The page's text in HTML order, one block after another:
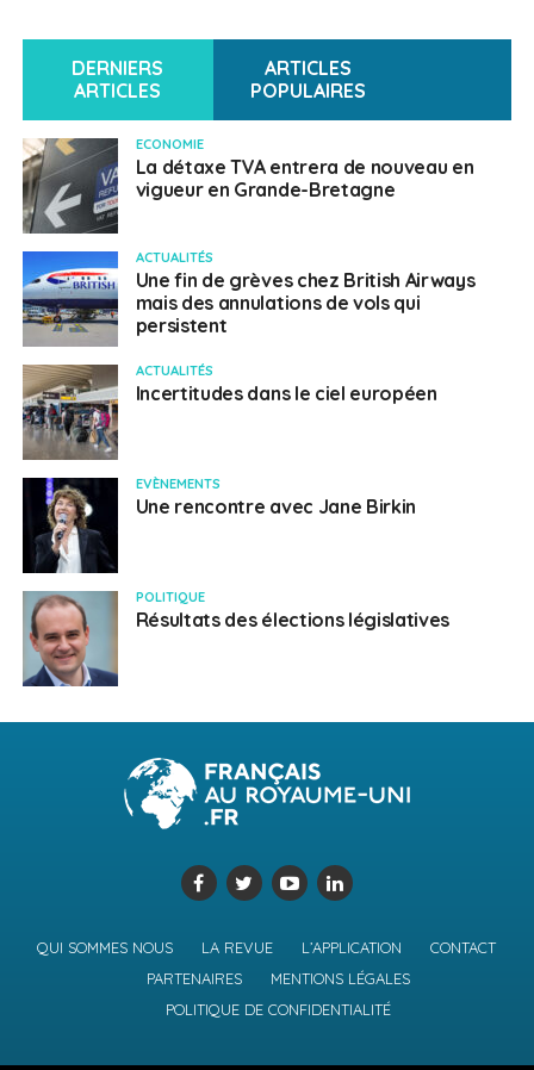
DERNIERS
ARTICLES
ARTICLES
POPULAIRES
ECONOMIE
La détaxe TVA entrera de nouveau en
vigueur en Grande-Bretagne
ACTUALITÉS
Une fin de grèves chez British Airways
mais des annulations de vols qui
persistent
ACTUALITÉS
Incertitudes dans le ciel européen
EVÈNEMENTS
Une rencontre avec Jane Birkin
POLITIQUE
Résultats des élections législatives
QUI SOMMES NOUS LA REVUE L’APPLICATION
CONTACT
PARTENAIRES
MENTIONS LÉGALES
POLITIQUE DE CONFIDENTIALITÉ